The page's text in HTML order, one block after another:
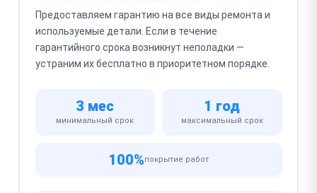
Предоставляем гарантию на все виды ремонта и
используемые детали. Если в течение
гарантийного срока возникнут неполадки —
устраним их бесплатно в приоритетном порядке.
3 мес
минимальный срок
1 год
максимальный срок
100%покрытие работ